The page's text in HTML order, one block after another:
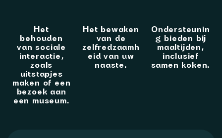
Het
behouden
van sociale
interactie,
zoals
uitstapjes
maken of een
bezoek aan
een museum.
Het bewaken
van de
zelfredzaamh
eid van uw
naaste.
Ondersteunin
g bieden bij
maaltijden,
inclusief
samen koken.